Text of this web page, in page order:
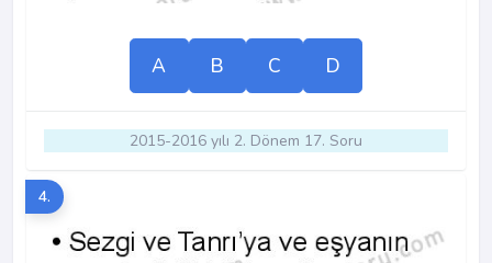
A B C D
2015-2016 yılı 2. Dönem 17. Soru
4.